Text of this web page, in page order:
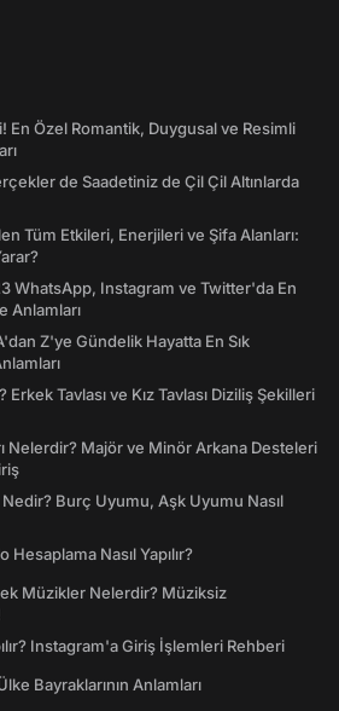
En Özel Romantik, Duygusal ve Resimli
de Saadetiniz de Çil Çil Altınlarda
Tüm Etkileri, Enerjileri ve Şifa Alanları:
WhatsApp, Instagram ve Twitter'da En
Anlamları
Z'ye Gündelik Hayatta En Sık
Erkek Tavlası ve Kız Tavlası Diziliş Şekilleri
Nelerdir? Majör ve Minör Arkana Desteleri
Burç Uyumu, Aşk Uyumu Nasıl
Nasıl Yapılır?
Müzikler Nelerdir? Müziksiz
Instagram'a Giriş İşlemleri Rehberi
Bayraklarının Anlamları